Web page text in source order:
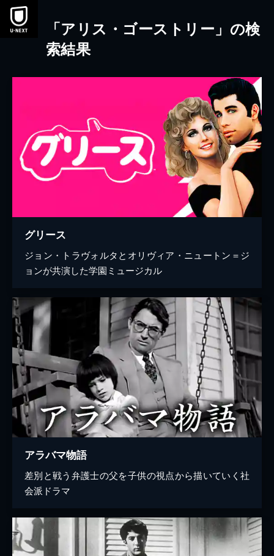
本文へスキップ
「アリス・ゴーストリー」の検
索結果
グリース
ジョン・トラヴォルタとオリヴィア・ニュートン＝ジ
ョンが共演した学園ミュージカル
アラバマ物語
差別と戦う弁護士の父を子供の視点から描いていく社
会派ドラマ